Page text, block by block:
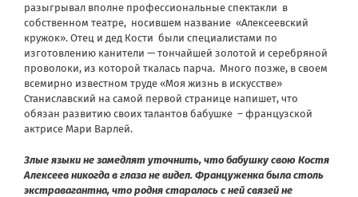
разыгрывал вполне профессиональные спектакли в
собственном театре, носившем название «Алексеевский
кружок». Отец и дед Кости были специалистами по
изготовлению канители — тончайшей золотой и серебряной
проволоки, из которой ткалась парча. Много позже, в своем
всемирно известном труде «Моя жизнь в искусстве»
Станиславский на самой первой странице напишет, что
обязан развитию своих талантов бабушке – французской
актрисе Мари Варлей.
Злые языки не замедлят уточнить, что бабушку свою Костя
Алексеев никогда в глаза не видел. Француженка была столь
экстравагантна, что родня старалась с ней связей не